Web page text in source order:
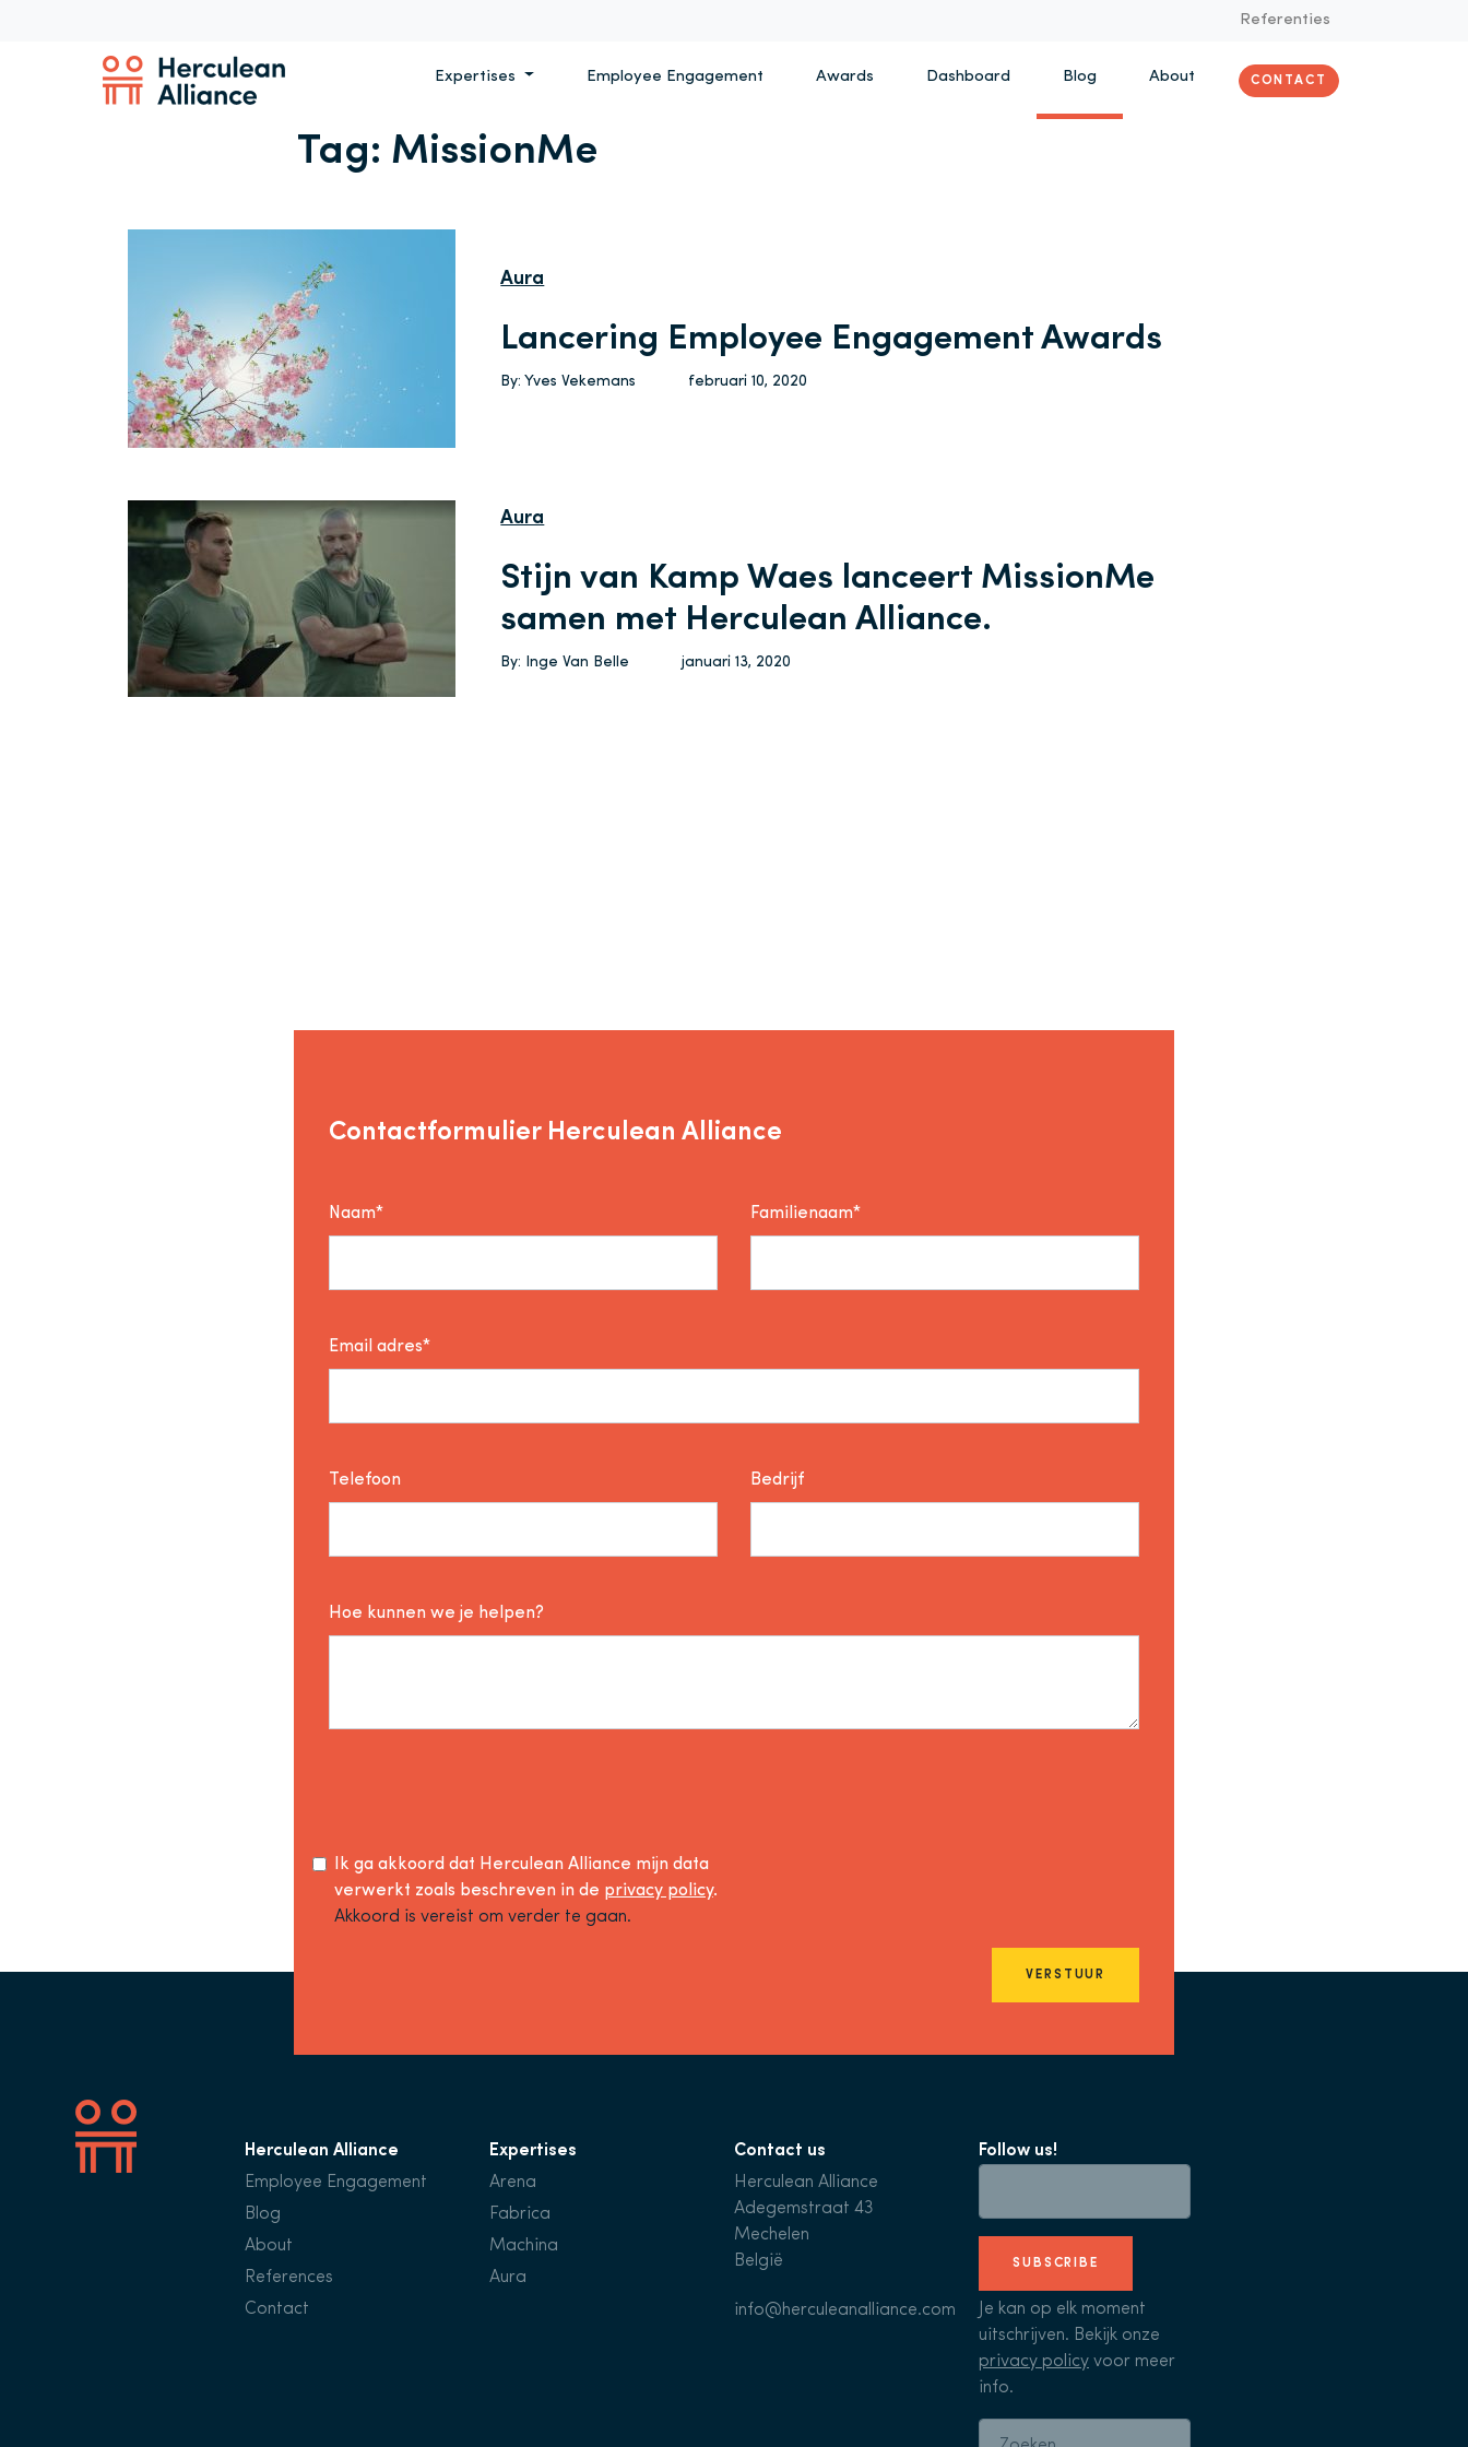
Referenties
Expertises Employee Engagement Awards Dashboard Blog About CONTACT
Tag: MissionMe
Aura
Lancering Employee Engagement Awards
By: Yves Vekemans februari 10, 2020
Aura
Stijn van Kamp Waes lanceert MissionMe
samen met Herculean Alliance.
By: Inge Van Belle januari 13, 2020
Contactformulier Herculean Alliance
Naam* Familienaam*
Email adres*
Telefoon Bedrijf
Hoe kunnen we je helpen?
Ik ga akkoord dat Herculean Alliance mijn data
verwerkt zoals beschreven in de privacy policy.
Akkoord is vereist om verder te gaan.
VERSTUUR
Herculean Alliance
Employee Engagement
Blog
About
References
Contact
Expertises
Arena
Fabrica
Machina
Aura
Contact us
Herculean Alliance
Adegemstraat 43
Mechelen
België
info@herculeanalliance.com
Follow us!
SUBSCRIBE
Je kan op elk moment
uitschrijven. Bekijk onze
privacy policy voor meer
info.